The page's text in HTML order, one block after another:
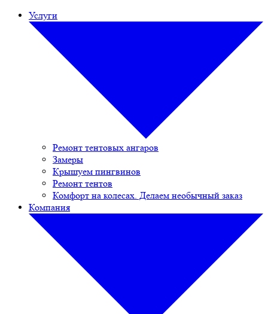
Услуги
Ремонт тентовых ангаров
Замеры
Крышуем пингвинов
Ремонт тентов
Комфорт на колесах. Делаем необычный заказ
Компания